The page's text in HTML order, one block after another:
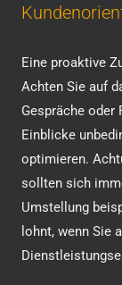
Eine proaktive
Achten Sie auf
Gespräche oder
Einblicke
optimieren.
sollten sich
Umstellung
lohnt, wenn Sie